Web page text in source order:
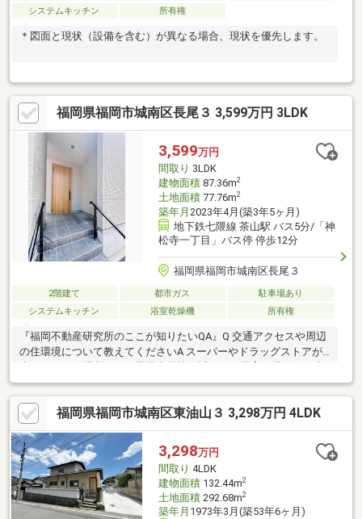
システムキッチン
所有権
＊図面と現状（設備を含む）が異なる場合、現状を優先します。
福岡県福岡市城南区長尾３ 3,599万円 3LDK
3,599万円
間取り 3LDK
建物面積87.36m2
土地面積77.76m2
築年月 2023年4月(築3年5ヶ月)
地下鉄七隈線 茶山駅 バス5分/「神
松寺一丁目」バス停 停歩12分
福岡県福岡市城南区長尾３
2階建て 都市ガス
駐車場あり
システムキッチン
浴室乾燥機 所有権
『福岡不動産研究所のここが知りたいQA』Q 交通アクセスや周辺
の住環境について教えてくださいA スーパーやドラッグストアが
歩いてすぐの場所にあり長尾小学校も近いため子育て世代にも大
変便利な住環境ですQ 築浅物件とのことですが室内の設備はどう
なっていますかA 令和5年4月築のため食器洗浄乾燥機や浴室乾燥
機に加えて追焚機能など築浅ならではの充実した最新設備が揃っ
ていますQ 駐車場や室内の状況について教えてくださいA 敷地内
に駐車スペースが確保されており室内は令和8年6月にハウスクリ
ーニングが完了しているためすぐにお住まいいただけます
福岡県福岡市城南区東油山３ 3,298万円 4LDK
3,298万円
間取り 4LDK
建物面積132.44m2
土地面積292.68m2
築年月 1973年3月(築53年6ヶ月)